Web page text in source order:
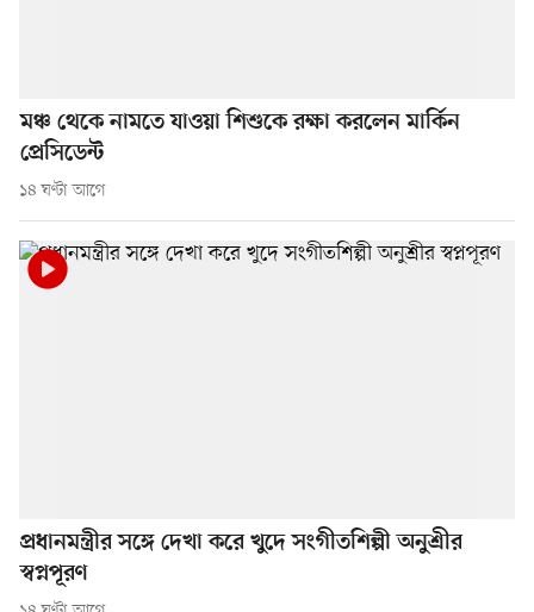
মঞ্চ থেকে নামতে যাওয়া শিশুকে রক্ষা করলেন মার্কিন
প্রেসিডেন্ট
১৪ ঘণ্টা আগে
প্রধানমন্ত্রীর সঙ্গে দেখা করে খুদে সংগীতশিল্পী অনুশ্রীর
স্বপ্নপূরণ